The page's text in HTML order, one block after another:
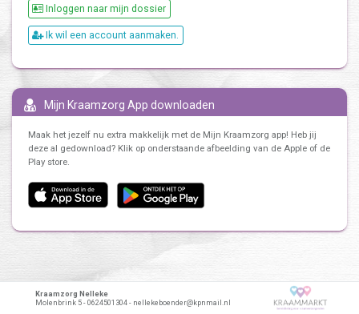
Inloggen naar mijn dossier
Ik wil een account aanmaken.
Mijn Kraamzorg App downloaden
Maak het jezelf nu extra makkelijk met de Mijn Kraamzorg app! Heb jij
deze al gedownload? Klik op onderstaande afbeelding van de Apple of de
Play store.
Kraamzorg Nelleke
Molenbrink 5 - 0624501304 - nellekeboender@kpnmail.nl